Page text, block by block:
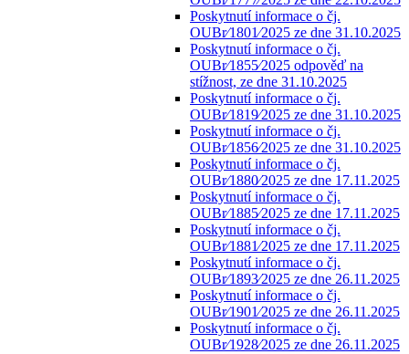
Poskytnutí informace o čj.
OUBr⁄1801⁄2025 ze dne 31.10.2025
Poskytnutí informace o čj.
OUBr⁄1855⁄2025 odpověď na
stížnost, ze dne 31.10.2025
Poskytnutí informace o čj.
OUBr⁄1819⁄2025 ze dne 31.10.2025
Poskytnutí informace o čj.
OUBr⁄1856⁄2025 ze dne 31.10.2025
Poskytnutí informace o čj.
OUBr⁄1880⁄2025 ze dne 17.11.2025
Poskytnutí informace o čj.
OUBr⁄1885⁄2025 ze dne 17.11.2025
Poskytnutí informace o čj.
OUBr⁄1881⁄2025 ze dne 17.11.2025
Poskytnutí informace o čj.
OUBr⁄1893⁄2025 ze dne 26.11.2025
Poskytnutí informace o čj.
OUBr⁄1901⁄2025 ze dne 26.11.2025
Poskytnutí informace o čj.
OUBr⁄1928⁄2025 ze dne 26.11.2025